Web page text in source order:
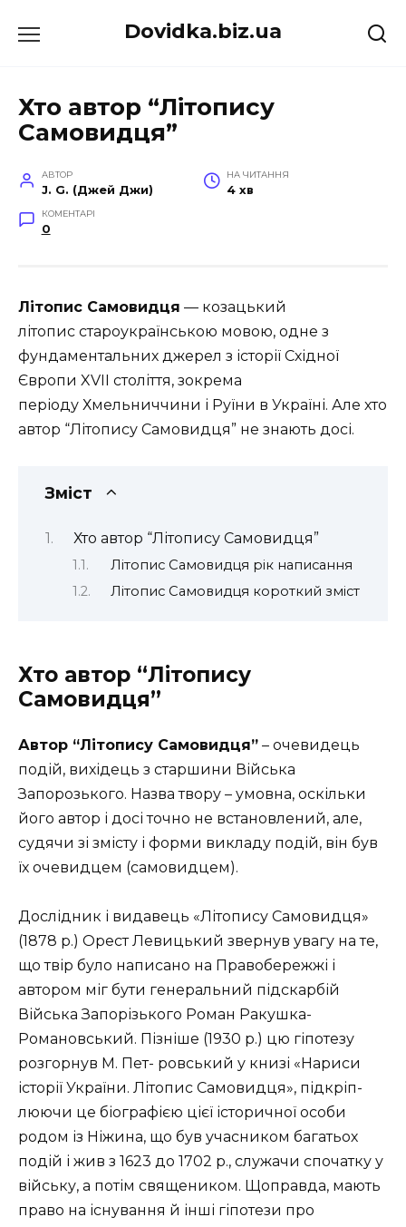
до
Dovidka.biz.ua
Хто автор “Літопису
Самовидця”
АВТОР
J. G. (Джей Джи)
НА ЧИТАННЯ
4 хв
КОМЕНТАРІ
0
Літопис Самовидця — козацький
літопис староукраїнською мовою, одне з
фундаментальних джерел з історії Східної
Європи XVII століття, зокрема
періоду Хмельниччини і Руїни в Україні. Але хто
автор “Літопису Самовидця” не знають досі.
Зміст
Хто автор “Літопису Самовидця”
Літопис Самовидця рік написання
Літопис Самовидця короткий зміст
Хто автор “Літопису
Самовидця”
Автор “Літопису Самовидця” – очевидець
подій, вихідець з старшини Війська
Запорозького. Назва твору – умовна, оскільки
його автор і досі точно не встановлений, але,
судячи зі змісту і форми викладу подій, він був
їх очевидцем (самовидцем).
Дослідник і видавець «Літопису Самовидця»
(1878 р.) Орест Левицький звернув увагу на те,
що твір було написано на Правобережжі і
автором міг бути генеральний підскарбій
Війська Запорізького Роман Ракушка-
Романовський. Пізніше (1930 р.) цю гіпотезу
розгорнув М. Пет- ровський у книзі «Нариси
історії України. Літопис Самовидця», підкріп­
люючи це біографією цієї історичної особи
родом із Ніжина, що був учасником багатьох
подій і жив з 1623 до 1702 р., служачи спочатку у
війську, а потім священиком. Щоправда, мають
право на існування й інші гіпотези про